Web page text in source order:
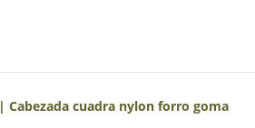
| Cabezada cuadra nylon forro goma